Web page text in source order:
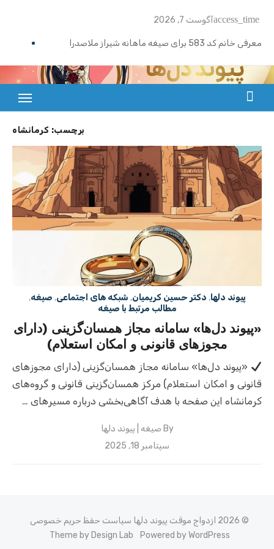
content
access_timeآگوست 7, 2026
معرفی خانم کد 583 برای صیغه ماهانه شیراز ملاصدرا
ازدواج موقت ماهیانه تبریز | خانم کد 592
ازدواج موقت ماهیانه رامسر | خانم کد 591
ازدواج موقت ماهیانه اصفهان | معرفی خانم کد 589
معرفی خانم کد 588 برای ازدواج موقت ماهیانه کرج در مهرشهر
معرفی خانم کد 587 برای ازدواج موقت ماهیانه در یزد
معرفی خانم کد 586 برای ازدواج موقت ماهیانه قزوین
بزرگترین سایت صیغه یابی از سراسر ایران
برچسب: کرمانشاه
پیوند دلها, دکتر حسین کریمیان, شبکه های اجتماعی, صیغه,
مطالب مرتبط با صیغه
«پیوند دل‌ها» سامانه مجاز همسان‌گزینی (دارای
مجوزهای قانونی و امکان استعلام)
«پیوند دل‌ها» سامانه مجاز همسان‌گزینی (دارای مجوزهای
قانونی و امکان استعلام) مرکز همسان‌گزینی قانونی و گروه‌های
کرمانشاه این صفحه با هدف آگاهی‌بخشی درباره مسیرهای …
By صیغه | پیوند دلها
Posted
سپتامبر 18, 2025
© 2026 ازدواج موقت پیوند دلها
سیاست حفظ حریم خصوصی
Powered by WordPress
Theme by Design Lab